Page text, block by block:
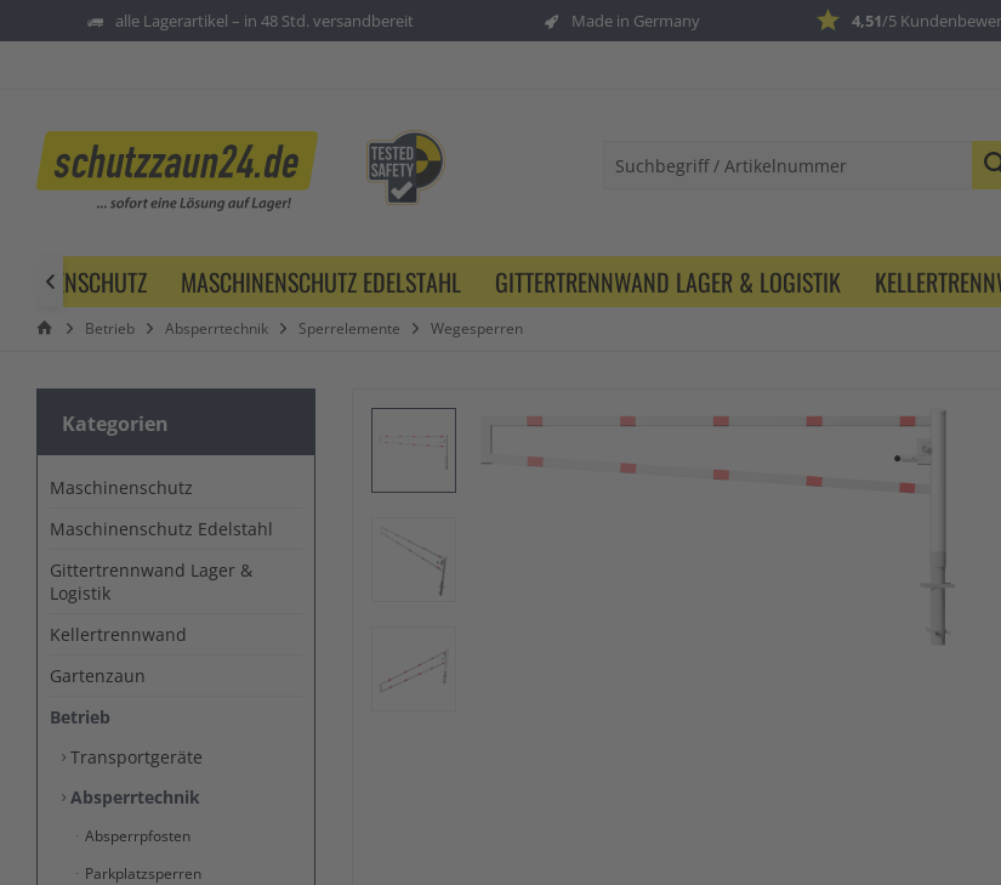
alle Lagerartikel – in 48 Std. versandbereit Made in Germany 4,51/5
MASCHINENSCHUTZ EDELSTAHL GITTERTRENNWAND LAGER & LOGISTIK

Betrieb Absperrtechnik Sperrelemente Wegesperren
Kategorien
Maschinenschutz
Maschinenschutz Edelstahl
Gittertrennwand Lager &
Logistik
Kellertrennwand
Gartenzaun
Betrieb
Transportgeräte
Absperrtechnik
Absperrpfosten
Parkplatzsperren